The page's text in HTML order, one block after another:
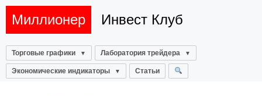
Миллионер Инвест Клуб
Торговые графики Лаборатория трейдера
Экономические индикаторы Статьи